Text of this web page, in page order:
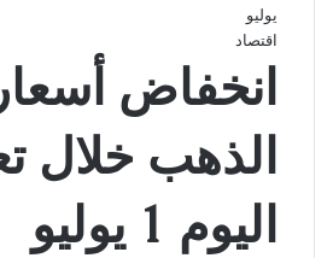
يوليو
اقتصاد
انخفاض أسعار
الذهب خلال
اليوم 1 يوليو